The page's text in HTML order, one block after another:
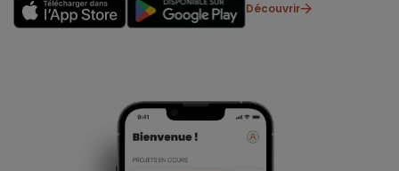
Découvrir